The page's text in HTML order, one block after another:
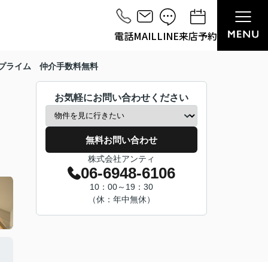
電話MAILLINE来店予約
ライム 仲介手数料無料
お気軽にお問い合わせください
無料お問い合わせ
株式会社アンティ
06-6948-6106
10：00～19：30
（休：年中無休）